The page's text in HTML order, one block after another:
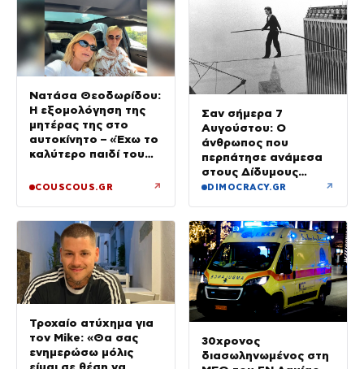
Νατάσα Θεοδωρίδου:
Η εξομολόγηση της
μητέρας της στο
αυτοκίνητο – «Έχω το
καλύτερο παιδί του
COUSCOUS.GR ↗
Σαν σήμερα 7
Αυγούστου: Ο
άνθρωπος που
περπάτησε ανάμεσα
στους Δίδυμους
Πύργους
DIMOCRACY.GR ↗
Τροχαίο ατύχημα για
τον Mike: «Θα σας
ενημερώσω μόλις
30χρονος
διασωληνωμένος στη